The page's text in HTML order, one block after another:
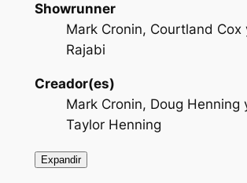
Showrunner
Mark Cronin, Courtland Cox
Rajabi
Creador(es)
Mark Cronin, Doug Henning
Taylor Henning
Expandir